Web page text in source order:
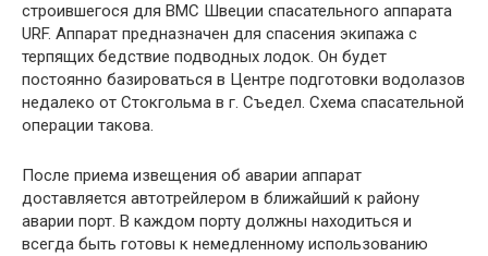
строившегося для ВМС Швеции спасательного аппарата
URF. Аппарат предназначен для спасения экипажа с
терпящих бедствие подводных лодок. Он будет
постоянно базироваться в Центре подготовки водолазов
недалеко от Стокгольма в г. Съедел. Схема спасательной
операции такова.
После приема извещения об аварии аппарат
доставляется автотрейлером в ближайший к району
аварии порт. В каждом порту должны находиться и
всегда быть готовы к немедленному использованию